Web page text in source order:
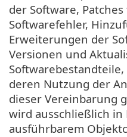
der Software,
Softwarefehler,
Erweiterungen der
Versionen und
deren Nutzung der
dieser Vereinbarung
wird ausschließlich in
ausführbarem